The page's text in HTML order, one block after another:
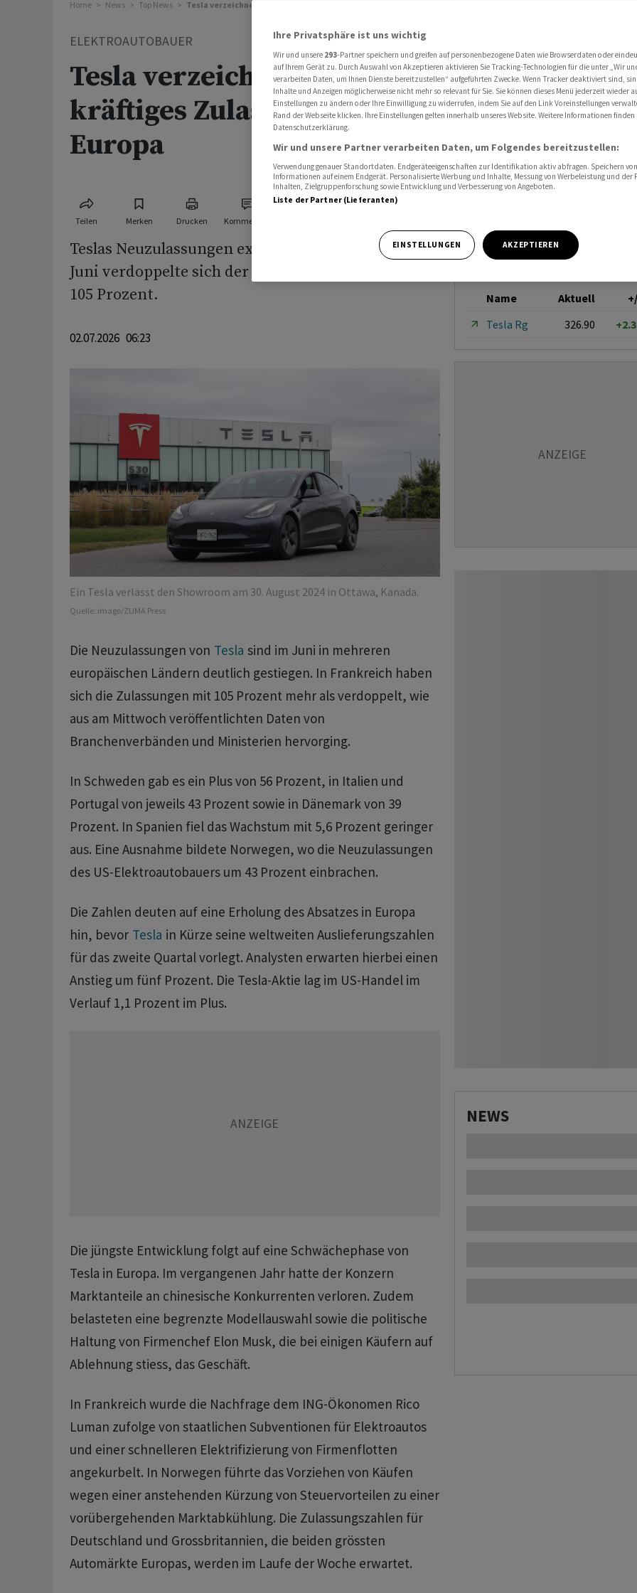
Home News Top News Tesla verzeichnet im Juni kräftiges Zulassungsplus in Europa
ELEKTROAUTOBAUER
Tesla verzeichnet im Juni
kräftiges Zulassungsplus in
Europa
Teilen Merken Drucken Kommentare
Teslas Neuzulassungen explodieren in Europa: Im
Juni verdoppelte sich der Absatz in Frankreich um
105 Prozent.
02.07.2026 06:23
Ein Tesla verlässt den Showroom am 30. August 2024 in Ottawa, Kanada.
Quelle: imago/ZUMA Press
Die Neuzulassungen von Tesla sind im Juni in mehreren
europäischen Ländern deutlich gestiegen. In Frankreich haben
‌sich ⁠die Zulassungen mit 105 Prozent mehr als verdoppelt, wie
aus am ⁠Mittwoch veröffentlichten Daten von
Branchenverbänden und Ministerien hervorging.
In Schweden gab es ein Plus ‌von 56 Prozent, in Italien und
Portugal ‌von jeweils 43 Prozent sowie ​in Dänemark von 39
Prozent. In Spanien fiel das Wachstum mit 5,6 Prozent geringer
aus. Eine Ausnahme bildete Norwegen, wo die Neuzulassungen
des US-Elektroautobauers um 43 Prozent einbrachen.
Die Zahlen deuten auf eine ‌Erholung des Absatzes in Europa
hin, bevor Tesla in Kürze seine weltweiten Auslieferungszahlen
für das zweite Quartal vorlegt. Analysten erwarten hierbei einen
Anstieg um ​fünf Prozent. Die Tesla-Aktie lag im US-Handel im ​
Verlauf 1,1 Prozent im Plus.
Die jüngste ​Entwicklung folgt auf eine Schwächephase von
Tesla in Europa. Im vergangenen Jahr hatte ‌der Konzern
Marktanteile an chinesische Konkurrenten verloren. Zudem
belasteten eine begrenzte Modellauswahl sowie die politische
Haltung von Firmenchef Elon Musk, die bei einigen ​Käufern ​auf
Ablehnung stiess, das Geschäft.
In ⁠Frankreich wurde die Nachfrage dem ING-Ökonomen Rico ​
Luman zufolge von ⁠staatlichen Subventionen für Elektroautos
und einer schnelleren Elektrifizierung von Firmenflotten
angekurbelt. In ‌Norwegen führte das Vorziehen von Käufen
wegen einer anstehenden Kürzung von Steuervorteilen zu einer
vorübergehenden Marktabkühlung. Die Zulassungszahlen ‌für
Deutschland und Grossbritannien, die beiden grössten
Automärkte Europas, werden ​im Laufe der Woche erwartet.
Name Aktuell
Tesla Rg
326.90
NEWS
Ihre Privatsphäre ist uns wichtig
Wir und unsere 293-Partner speichern und greifen auf personenbezogene Daten wie Browserdaten oder
auf Ihrem Gerät zu. Durch Auswahl von Akzeptieren aktivieren Sie Tracking-Technologien für die unter „Wir
verarbeiten Daten, um Ihnen Dienste bereitzustellen“ aufgeführten Zwecke. Wenn Tracker deaktiviert sind,
Inhalte und Anzeigen möglicherweise nicht mehr so relevant für Sie. Sie können dieses Menü jederzeit wieder
Einstellungen zu ändern oder Ihre Einwilligung zu widerrufen, indem Sie auf den Link Voreinstellungen
Rand der Webseite klicken. Ihre Einstellungen gelten innerhalb unseres Website. Weitere Informationen finden
Datenschutzerklärung.
Wir und unsere Partner verarbeiten Daten, um Folgendes bereitzustellen:
Verwendung genauer Standortdaten. Endgeräteeigenschaften zur Identifikation aktiv abfragen. Speichern
Informationen auf einem Endgerät. Personalisierte Werbung und Inhalte, Messung von Werbeleistung und der
Inhalten, Zielgruppenforschung sowie Entwicklung und Verbesserung von Angeboten.
Liste der Partner (Lieferanten)
EINSTELLUNGEN AKZEPTIEREN